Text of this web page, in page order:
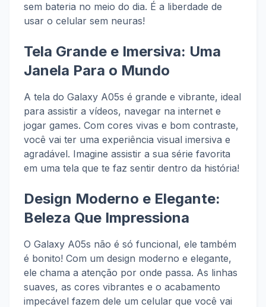
sem bateria no meio do dia. É a liberdade de
usar o celular sem neuras!
Tela Grande e Imersiva: Uma
Janela Para o Mundo
A tela do Galaxy A05s é grande e vibrante, ideal
para assistir a vídeos, navegar na internet e
jogar games. Com cores vivas e bom contraste,
você vai ter uma experiência visual imersiva e
agradável. Imagine assistir a sua série favorita
em uma tela que te faz sentir dentro da história!
Design Moderno e Elegante:
Beleza Que Impressiona
O Galaxy A05s não é só funcional, ele também
é bonito! Com um design moderno e elegante,
ele chama a atenção por onde passa. As linhas
suaves, as cores vibrantes e o acabamento
impecável fazem dele um celular que você vai